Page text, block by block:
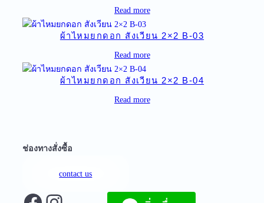
Read more
ผ้าไหมยกดอก สังเวียน 2×2 B-03
Read more
ผ้าไหมยกดอก สังเวียน 2×2 B-04
Read more
ช่องทางสั่งซื้อ
contact us